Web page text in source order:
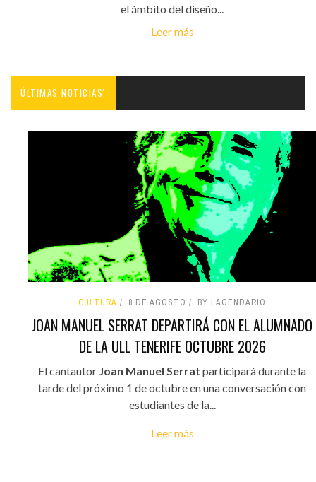
el ámbito del diseño...
Leer más
ÚLTIMAS NOTICIAS'
CULTURA 8 DE AGOSTO BY LAGENDARIO
JOAN MANUEL SERRAT DEPARTIRÁ CON EL ALUMNADO
DE LA ULL TENERIFE OCTUBRE 2026
El cantautor Joan Manuel Serrat participará durante la
tarde del próximo 1 de octubre en una conversación con
estudiantes de la...
Leer más